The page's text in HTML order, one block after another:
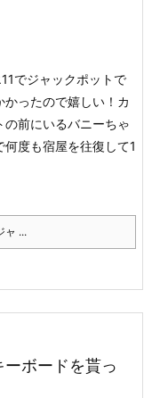
11でジャックポットで
ったので嬉しい！ カ
の前にいるバニーちゃ
何度も宿屋を往復して1
ャ ...
ボードを貰っ